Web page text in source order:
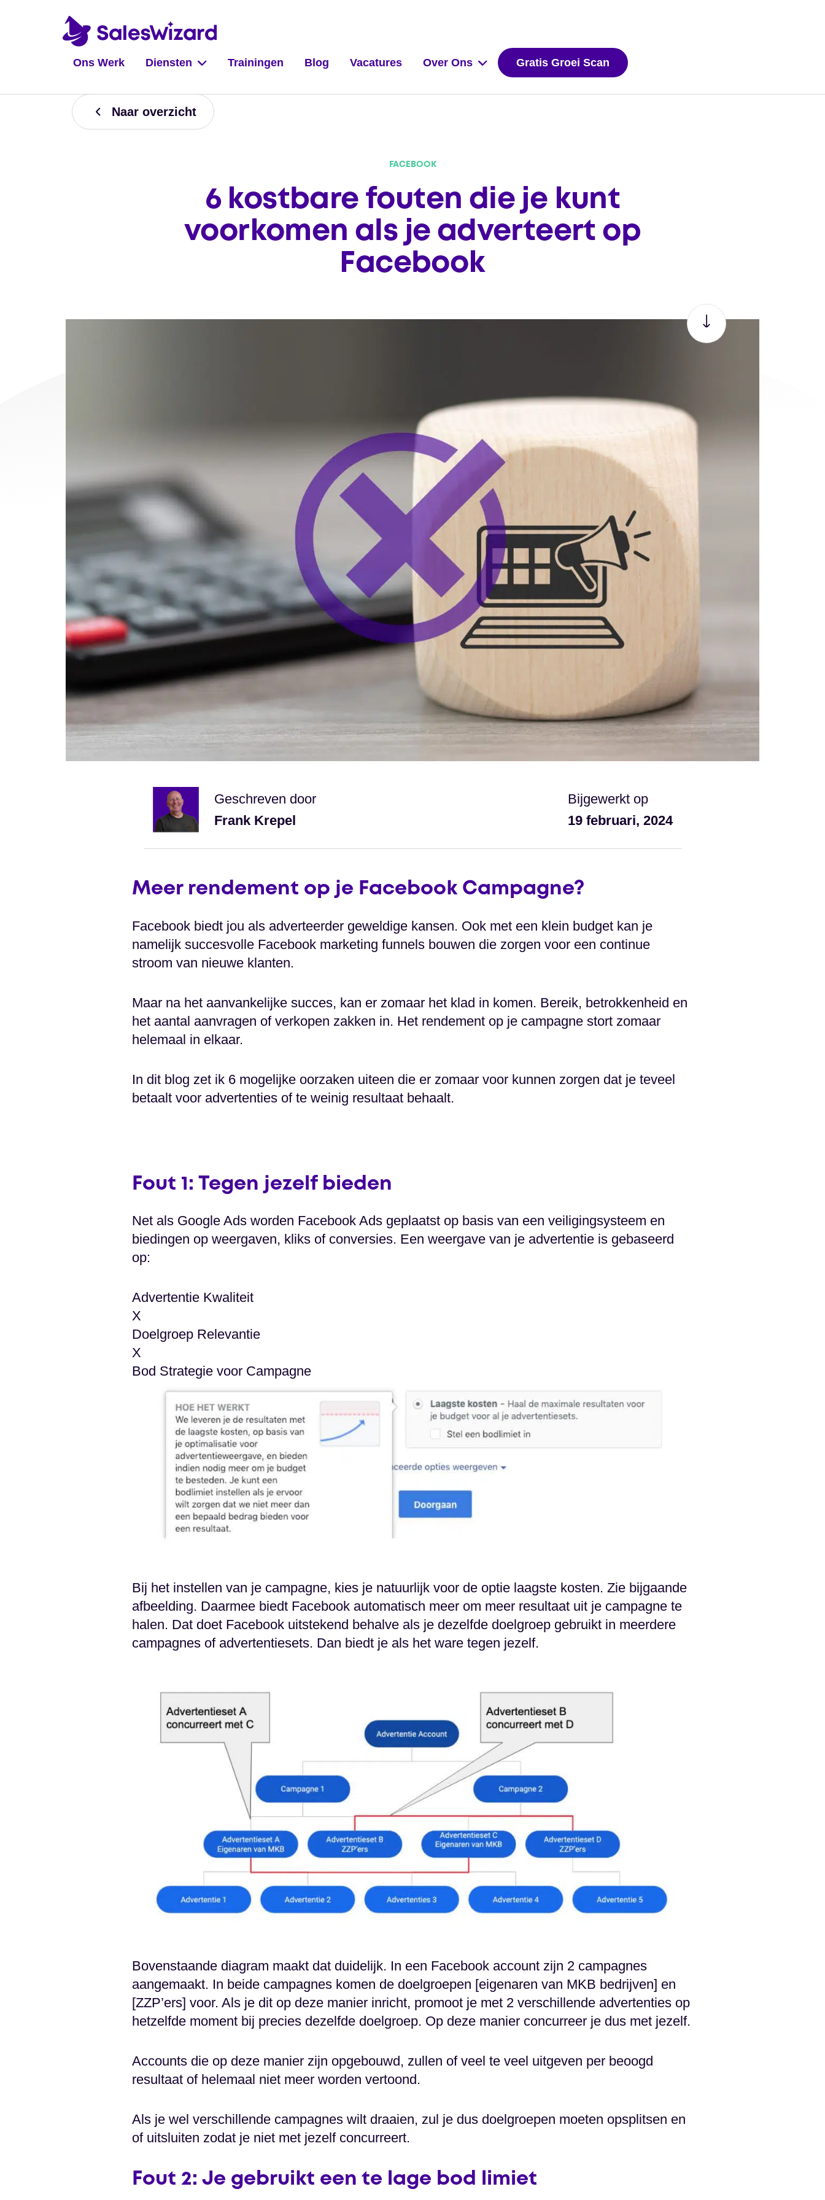
Ons Werk Diensten Trainingen Blog Vacatures Over Ons Gratis Groei Scan
Naar overzicht
FACEBOOK
6 kostbare fouten die je kunt
voorkomen als je adverteert op
Facebook
Geschreven door
Frank Krepel
Bijgewerkt op
19 februari, 2024
Meer rendement op je Facebook Campagne?
Facebook biedt jou als adverteerder geweldige kansen. Ook met een klein budget kan je
namelijk succesvolle Facebook marketing funnels bouwen die zorgen voor een continue
stroom van nieuwe klanten.
Maar na het aanvankelijke succes, kan er zomaar het klad in komen. Bereik, betrokkenheid en
het aantal aanvragen of verkopen zakken in. Het rendement op je campagne stort zomaar
helemaal in elkaar.
In dit blog zet ik 6 mogelijke oorzaken uiteen die er zomaar voor kunnen zorgen dat je teveel
betaalt voor advertenties of te weinig resultaat behaalt.
Fout 1: Tegen jezelf bieden
Net als Google Ads worden Facebook Ads geplaatst op basis van een veiligingsysteem en
biedingen op weergaven, kliks of conversies. Een weergave van je advertentie is gebaseerd
op:
Advertentie Kwaliteit
X
Doelgroep Relevantie
X
Bod Strategie voor Campagne
Bij het instellen van je campagne, kies je natuurlijk voor de optie laagste kosten. Zie bijgaande
afbeelding. Daarmee biedt Facebook automatisch meer om meer resultaat uit je campagne te
halen. Dat doet Facebook uitstekend behalve als je dezelfde doelgroep gebruikt in meerdere
campagnes of advertentiesets. Dan biedt je als het ware tegen jezelf.
Bovenstaande diagram maakt dat duidelijk. In een Facebook account zijn 2 campagnes
aangemaakt. In beide campagnes komen de doelgroepen [eigenaren van MKB bedrijven] en
[ZZP’ers] voor. Als je dit op deze manier inricht, promoot je met 2 verschillende advertenties op
hetzelfde moment bij precies dezelfde doelgroep. Op deze manier concurreer je dus met jezelf.
Accounts die op deze manier zijn opgebouwd, zullen of veel te veel uitgeven per beoogd
resultaat of helemaal niet meer worden vertoond.
Als je wel verschillende campagnes wilt draaien, zul je dus doelgroepen moeten opsplitsen en
of uitsluiten zodat je niet met jezelf concurreert.
Fout 2: Je gebruikt een te lage bod limiet